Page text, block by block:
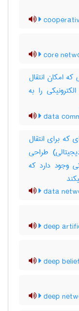
core
امکان انتقال
را به
data
برای انتقال
طراحی
وجود دارد که
data
deep
deep
deep